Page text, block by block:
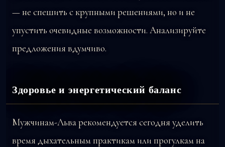
— не спешить с крупными решениями, но и не
упустить очевидные возможности. Анализируйте
предложения вдумчиво.
Здоровье и энергетический баланс
Мужчинам-Льва рекомендуется сегодня уделить
время дыхательным практикам или прогулкам на